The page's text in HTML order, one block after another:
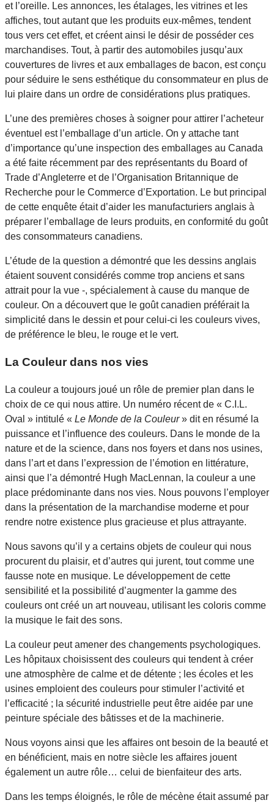
et l’oreille. Les annonces, les étalages, les vitrines et les
affiches, tout autant que les produits eux-mêmes, tendent
tous vers cet effet, et créent ainsi le désir de posséder ces
marchandises. Tout, à partir des automobiles jusqu’aux
couvertures de livres et aux emballages de bacon, est conçu
pour séduire le sens esthétique du consommateur en plus de
lui plaire dans un ordre de considérations plus pratiques.
L’une des premières choses à soigner pour attirer l’acheteur
éventuel est l’emballage d’un article. On y attache tant
d’importance qu’une inspection des emballages au Canada
a été faite récemment par des représentants du Board of
Trade d’Angleterre et de l’Organisation Britannique de
Recherche pour le Commerce d’Exportation. Le but principal
de cette enquête était d’aider les manufacturiers anglais à
préparer l’emballage de leurs produits, en conformité du goût
des consommateurs canadiens.
L’étude de la question a démontré que les dessins anglais
étaient souvent considérés comme trop anciens et sans
attrait pour la vue -, spécialement à cause du manque de
couleur. On a découvert que le goût canadien préférait la
simplicité dans le dessin et pour celui-ci les couleurs vives,
de préférence le bleu, le rouge et le vert.
La Couleur dans nos vies
La couleur a toujours joué un rôle de premier plan dans le
choix de ce qui nous attire. Un numéro récent de « C.I.L.
Oval » intitulé « Le Monde de la Couleur» dit en résumé la
puissance et l’influence des couleurs. Dans le monde de la
nature et de la science, dans nos foyers et dans nos usines,
dans l’art et dans l’expression de l’émotion en littérature,
ainsi que l’a démontré Hugh MacLennan, la couleur a une
place prédominante dans nos vies. Nous pouvons l’employer
dans la présentation de la marchandise moderne et pour
rendre notre existence plus gracieuse et plus attrayante.
Nous savons qu’il y a certains objets de couleur qui nous
procurent du plaisir, et d’autres qui jurent, tout comme une
fausse note en musique. Le développement de cette
sensibilité et la possibilité d’augmenter la gamme des
couleurs ont créé un art nouveau, utilisant les coloris comme
la musique le fait des sons.
La couleur peut amener des changements psychologiques.
Les hôpitaux choisissent des couleurs qui tendent à créer
une atmosphère de calme et de détente ; les écoles et les
usines emploient des couleurs pour stimuler l’activité et
l’efficacité ; la sécurité industrielle peut être aidée par une
peinture spéciale des bâtisses et de la machinerie.
Nous voyons ainsi que les affaires ont besoin de la beauté et
en bénéficient, mais en notre siècle les affaires jouent
également un autre rôle… celui de bienfaiteur des arts.
Dans les temps éloignés, le rôle de mécène était assumé par